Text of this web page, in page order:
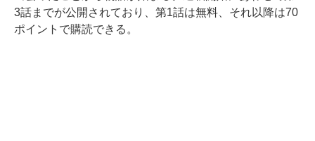
3話までが公開されており、第1話は無料、それ以降は70
ポイントで購読できる。